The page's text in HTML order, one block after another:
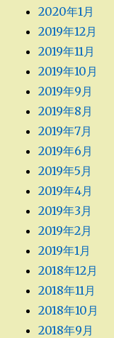
2020年1月
2019年12月
2019年11月
2019年10月
2019年9月
2019年8月
2019年7月
2019年6月
2019年5月
2019年4月
2019年3月
2019年2月
2019年1月
2018年12月
2018年11月
2018年10月
2018年9月